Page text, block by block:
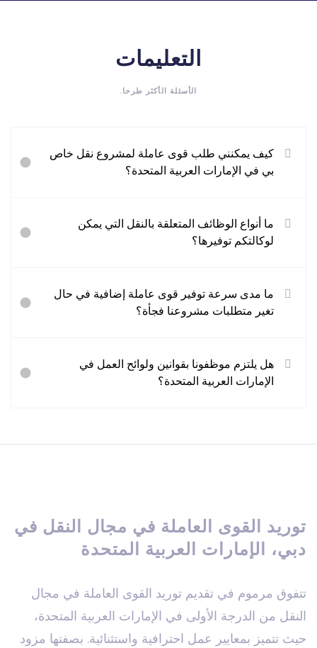
التعليمات
الأسئلة الأكثر طرحا.
كيف يمكنني طلب قوى عاملة لمشروع نقل خاص
بي في الإمارات العربية المتحدة؟
ما أنواع الوظائف المتعلقة بالنقل التي يمكن
لوكالتكم توفيرها؟
ما مدى سرعة توفير قوى عاملة إضافية في حال
تغير متطلبات مشروعنا فجأة؟
هل يلتزم موظفونا بقوانين ولوائح العمل في
الإمارات العربية المتحدة؟
توريد القوى العاملة في مجال النقل في
دبي، الإمارات العربية المتحدة
تتفوق مرموم في تقديم توريد القوى العاملة في مجال
النقل من الدرجة الأولى في الإمارات العربية المتحدة،
حيث تتميز بمعايير عمل احترافية واستثنائية. بصفتها مزود